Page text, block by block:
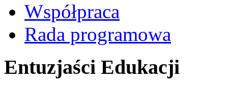
Współpraca
Rada programowa
Entuzjaści Edukacji